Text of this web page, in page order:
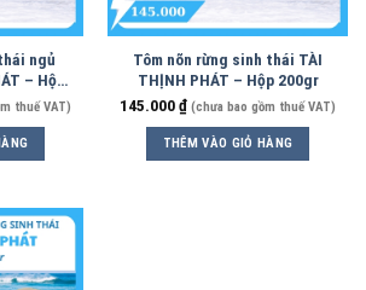
ngủ
– Hộp
thuế VAT)
Tôm nõn rừng sinh thái TÀI
THỊNH PHÁT – Hộp 200gr
145.000₫ (chưa bao gồm thuế VAT)
THÊM VÀO GIỎ HÀNG